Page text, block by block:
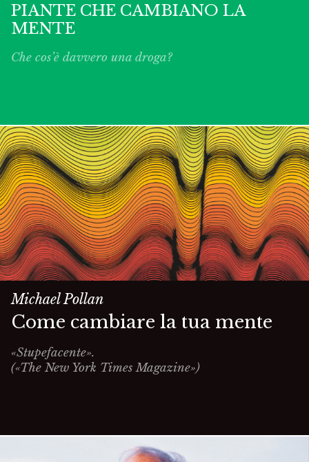
PIANTE CHE CAMBIANO LA
MENTE
Che cos’è davvero una droga?
Michael Pollan
Come cambiare la tua mente
«Stupefacente».
(«The New York Times Magazine»)